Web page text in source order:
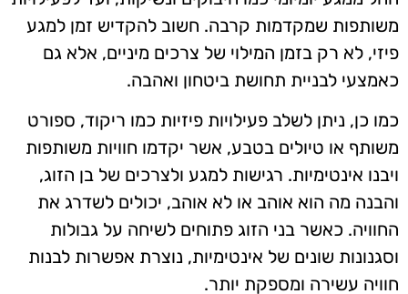
משותפות שמקדמות קרבה. חשוב להקדיש זמן למגע
פיזי, לא רק בזמן המילוי של צרכים מיניים, אלא גם
כאמצעי לבניית תחושת ביטחון ואהבה.
כמו כן, ניתן לשלב פעילויות פיזיות כמו ריקוד, ספורט
משותף או טיולים בטבע, אשר יקדמו חוויות משותפות
ויבנו אינטימיות. רגישות למגע ולצרכים של בן הזוג,
והבנה מה הוא אוהב או לא אוהב, יכולים לשדרג את
החוויה. כאשר בני הזוג פתוחים לשיחה על גבולות
וסגנונות שונים של אינטימיות, נוצרת אפשרות לבנות
חוויה עשירה ומספקת יותר.